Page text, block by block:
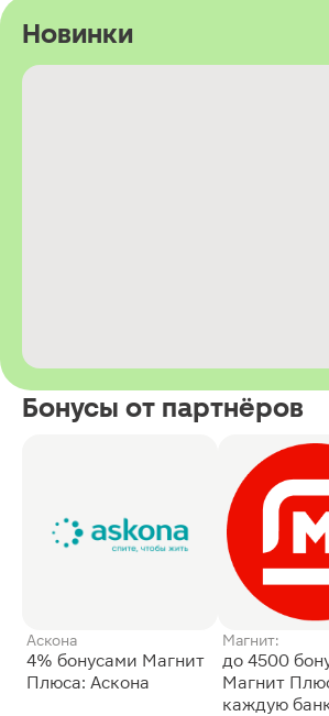
Новинки
Бонусы от партнёров
Аскона
4% бонусами Магнит
Плюса: Аскона
Магнит:
до 4500
Магнит
каждую